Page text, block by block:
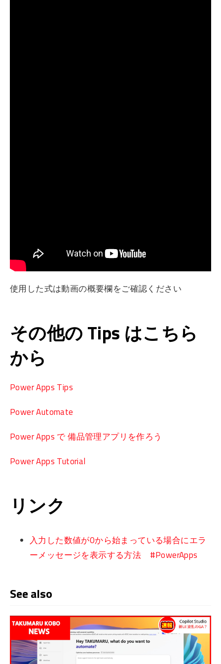
使用した式は動画の概要欄をご確認ください
その他の Tips はこちら
から
Power Apps Tips
Power Automate
Power Apps で 備品管理アプリを作ろう
Power Apps Tutorial
リンク
入力した数値が0から始まっている場合にエラ
ーメッセージを表示する方法 #PowerApps
See also